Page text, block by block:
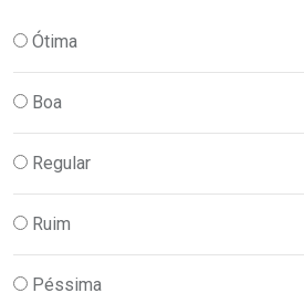
Ótima
Boa
Regular
Ruim
Péssima